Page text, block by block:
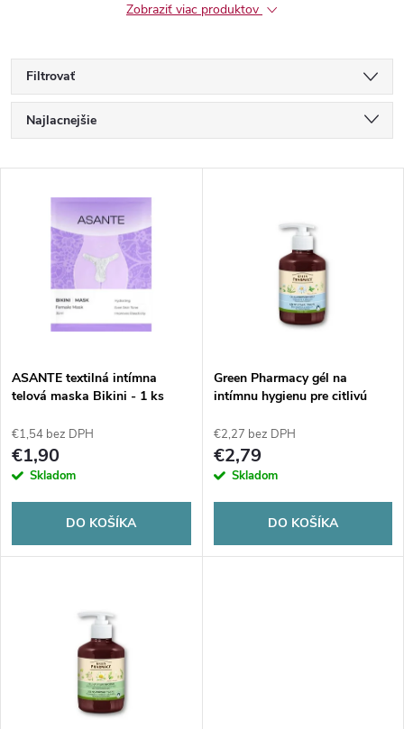
Zobraziť viac produktov
Filtrovať
R
a
e
p
r
d
Najlacnejšie
Abecedne
s
p
r
o
d
ASANTE textilná intímna
telová maska Bikini - 1 ks
€1,54 bez DPH
€1,90
Skladom
DO KOŠÍKA
Green Pharmacy gél na
intímnu hygienu pre citlivú
€2,27 bez DPH
€2,79
Skladom
DO KOŠÍKA